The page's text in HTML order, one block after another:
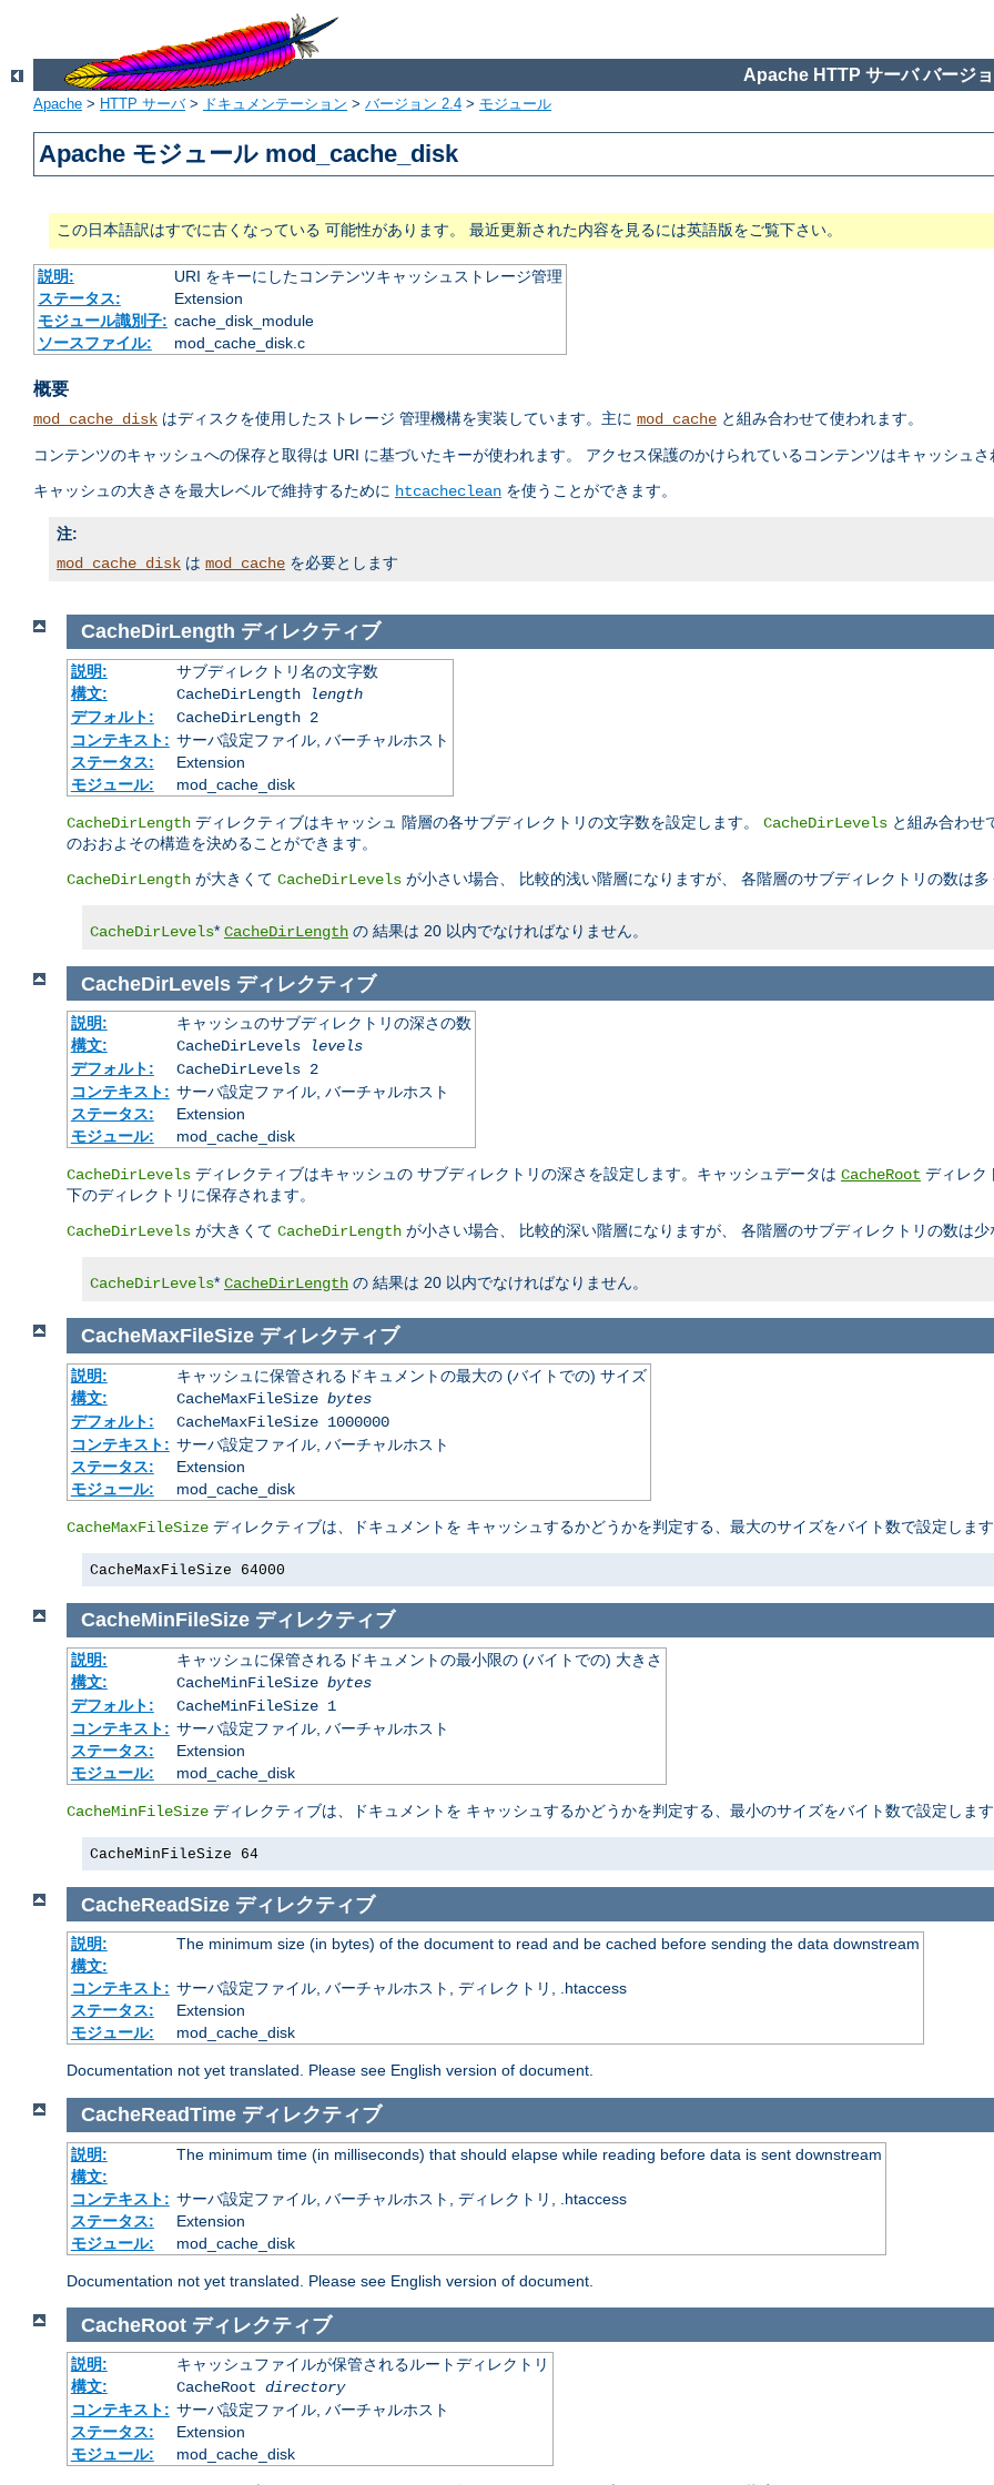
Apache HTTP サーバ バージ
Apache > HTTP サーバ> ドキュメンテーション > バージョン 2.4 > モジュール
Apache モジュール mod_cache_disk
この日本語訳はすでに古くなっている 可能性があります。 最近更新された内容を見るには英語版をご覧下さい。
説明:
URI をキーにしたコンテンツキャッシュストレージ管理
ステータス:
Extension
モジュール識別子: cache_disk_module
ソースファイル:
mod_cache_disk.c
概要
mod_cache_disk はディスクを使用したストレージ 管理機構を実装しています。主に mod_cache と組み合わせて使われます。
コンテンツのキャッシュへの保存と取得は URI に基づいたキーが使われます。 アクセス保護のかけられているコンテンツはキャッシュさ
キャッシュの大きさを最大レベルで維持するために htcacheclean を使うことができます。
注:
mod_cache_disk は mod_cache を必要とします
CacheDirLength ディレクティブ
説明:
サブディレクトリ名の文字数
構文:
CacheDirLength
length
デフォルト:
CacheDirLength 2
コンテキスト: サーバ設定ファイル, バーチャルホスト
ステータス:
Extension
モジュール:
mod_cache_disk
CacheDirLength ディレクティブはキャッシュ 階層の各サブディレクトリの文字数を設定します。 CacheDirLevels と組み合わせ
のおおよその構造を決めることができます。
CacheDirLength が大きくて CacheDirLevels が小さい場合、 比較的浅い階層になりますが、 各階層のサブディレクトリの数は多
CacheDirLevels* CacheDirLength の 結果は 20 以内でなければなりません。
CacheDirLevels ディレクティブ
説明:
キャッシュのサブディレクトリの深さの数
構文:
CacheDirLevels
levels
デフォルト:
CacheDirLevels 2
コンテキスト: サーバ設定ファイル, バーチャルホスト
ステータス:
Extension
モジュール:
mod_cache_disk
CacheDirLevels ディレクティブはキャッシュの サブディレクトリの深さを設定します。キャッシュデータは CacheRoot ディレク
下のディレクトリに保存されます。
CacheDirLevels が大きくて CacheDirLength が小さい場合、 比較的深い階層になりますが、 各階層のサブディレクトリの数は少
CacheDirLevels* CacheDirLength の 結果は 20 以内でなければなりません。
CacheMaxFileSize ディレクティブ
説明:
キャッシュに保管されるドキュメントの最大の (バイトでの) サイズ
構文:
CacheMaxFileSize bytes
デフォルト:
CacheMaxFileSize 1000000
コンテキスト: サーバ設定ファイル, バーチャルホスト
ステータス:
Extension
モジュール:
mod_cache_disk
CacheMaxFileSize ディレクティブは、ドキュメントを キャッシュするかどうかを判定する、最大のサイズをバイト数で設定します
CacheMaxFileSize 64000
CacheMinFileSize ディレクティブ
説明:
キャッシュに保管されるドキュメントの最小限の (バイトでの) 大きさ
構文:
CacheMinFileSize bytes
デフォルト:
CacheMinFileSize 1
コンテキスト: サーバ設定ファイル, バーチャルホスト
ステータス:
Extension
モジュール:
mod_cache_disk
CacheMinFileSize ディレクティブは、ドキュメントを キャッシュするかどうかを判定する、最小のサイズをバイト数で設定します
CacheMinFileSize 64
CacheReadSize ディレクティブ
説明:
The minimum size (in bytes) of the document to read and be cached before sending the data downstream
構文:
コンテキスト: サーバ設定ファイル, バーチャルホスト, ディレクトリ, .htaccess
ステータス:
Extension
モジュール:
mod_cache_disk
Documentation not yet translated. Please see English version of document.
CacheReadTime ディレクティブ
説明:
The minimum time (in milliseconds) that should elapse while reading before data is sent downstream
構文:
コンテキスト: サーバ設定ファイル, バーチャルホスト, ディレクトリ, .htaccess
ステータス:
Extension
モジュール:
mod_cache_disk
Documentation not yet translated. Please see English version of document.
CacheRoot ディレクティブ
説明:
キャッシュファイルが保管されるルートディレクトリ
構文:
CacheRoot directory
コンテキスト: サーバ設定ファイル, バーチャルホスト
ステータス:
Extension
モジュール:
mod_cache_disk